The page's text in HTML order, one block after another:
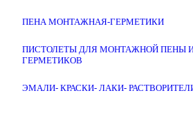
ПЕНА МОНТАЖНАЯ-ГЕРМЕТИКИ
ПИСТОЛЕТЫ ДЛЯ МОНТАЖНОЙ ПЕНЫ
ГЕРМЕТИКОВ
ЭМАЛИ- КРАСКИ- ЛАКИ-